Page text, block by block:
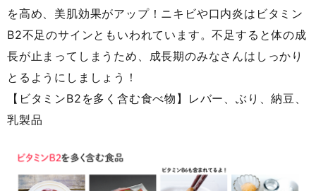
を高め、美肌効果がアップ！ニキビや口内炎はビタミン
B2不足のサインともいわれています。不足すると体の成
長が止まってしまうため、成長期のみなさんはしっかり
とるようにしましょう！
【ビタミンB2を多く含む食べ物】レバー、ぶり、納豆、
乳製品